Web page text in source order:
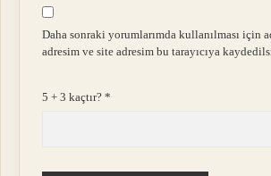
Daha sonraki yorumlarımda kullanılması için
adresim ve site adresim bu tarayıcıya
5 + 3 kaçtır?*